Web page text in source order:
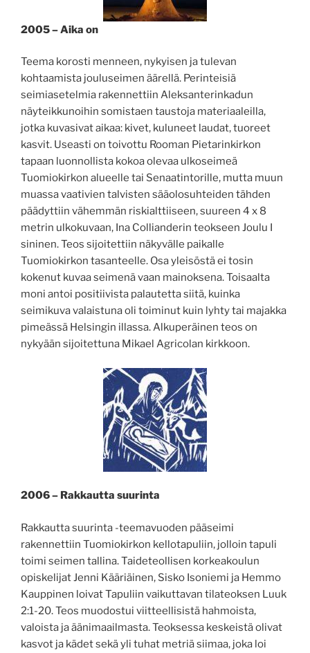
2005 – Aika on
Teema korosti menneen, nykyisen ja tulevan
kohtaamista jouluseimen äärellä. Perinteisiä
seimiasetelmia rakennettiin Aleksanterinkadun
näyteikkunoihin somistaen taustoja materiaaleilla,
jotka kuvasivat aikaa: kivet, kuluneet laudat, tuoreet
kasvit. Useasti on toivottu Rooman Pietarinkirkon
tapaan luonnollista kokoa olevaa ulkoseimeä
Tuomiokirkon alueelle tai Senaatintorille, mutta muun
muassa vaativien talvisten sääolosuhteiden tähden
päädyttiin vähemmän riskialttiiseen, suureen 4 x 8
metrin ulkokuvaan, Ina Collianderin teokseen Joulu I
sininen. Teos sijoitettiin näkyvälle paikalle
Tuomiokirkon tasanteelle. Osa yleisöstä ei tosin
kokenut kuvaa seimenä vaan mainoksena. Toisaalta
moni antoi positiivista palautetta siitä, kuinka
seimikuva valaistuna oli toiminut kuin lyhty tai majakka
pimeässä Helsingin illassa. Alkuperäinen teos on
nykyään sijoitettuna Mikael Agricolan kirkkoon.
2006 – Rakkautta suurinta
Rakkautta suurinta -teemavuoden pääseimi
rakennettiin Tuomiokirkon kellotapuliin, jolloin tapuli
toimi seimen tallina. Taideteollisen korkeakoulun
opiskelijat Jenni Kääriäinen, Sisko Isoniemi ja Hemmo
Kauppinen loivat Tapuliin vaikuttavan tilateoksen Luuk
2:1-20. Teos muodostui viitteellisistä hahmoista,
valoista ja äänimaailmasta. Teoksessa keskeistä olivat
kasvot ja kädet sekä yli tuhat metriä siimaa, joka loi